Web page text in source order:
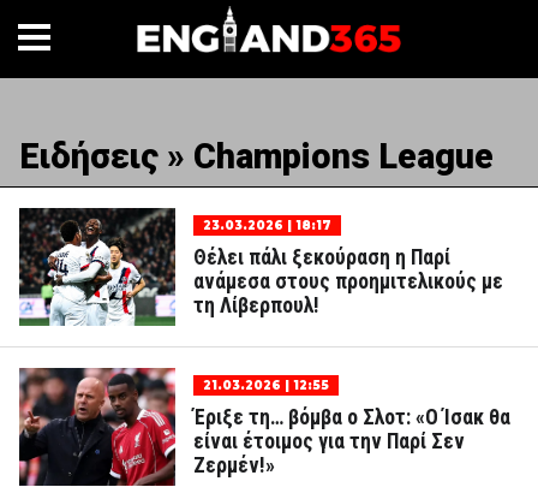
Ειδήσεις » Champions League
23.03.2026 | 18:17
Θέλει πάλι ξεκούραση η Παρί
ανάμεσα στους προημιτελικούς με
τη Λίβερπουλ!
21.03.2026 | 12:55
Έριξε τη… βόμβα ο Σλοτ: «Ο Ίσακ θα
είναι έτοιμος για την Παρί Σεν
Ζερμέν!»